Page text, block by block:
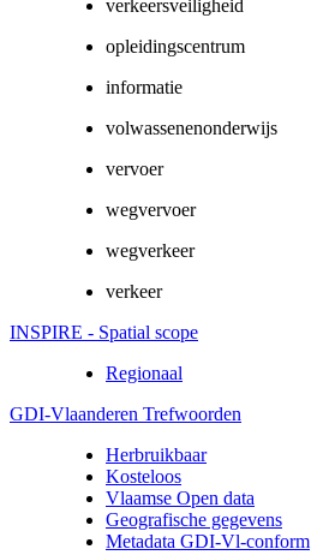
verkeersveiligheid
opleidingscentrum
informatie
volwassenenonderwijs
vervoer
wegvervoer
wegverkeer
verkeer
INSPIRE - Spatial scope
Regionaal
GDI-Vlaanderen Trefwoorden
Herbruikbaar
Kosteloos
Vlaamse Open data
Geografische gegevens
Metadata GDI-Vl-conform